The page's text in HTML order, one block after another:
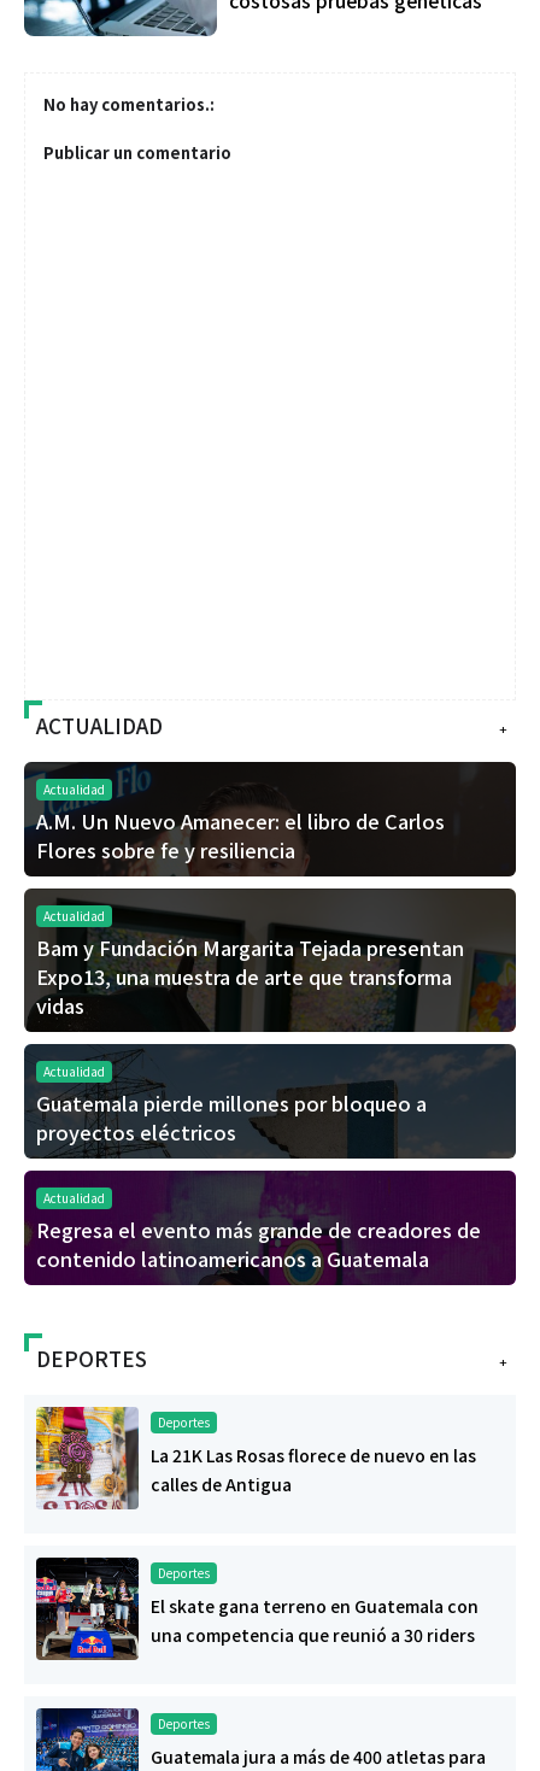
No hay comentarios.:
Publicar un comentario
+
ACTUALIDAD
Actualidad
A.M. Un Nuevo Amanecer: el libro de Carlos
Flores sobre fe y resiliencia
Actualidad
Bam y Fundación Margarita Tejada presentan
Expo13, una muestra de arte que transforma
vidas
Actualidad
Guatemala pierde millones por bloqueo a
proyectos eléctricos
Actualidad
Regresa el evento más grande de creadores de
contenido latinoamericanos a Guatemala
+
DEPORTES
Deportes
La 21K Las Rosas florece de nuevo en las
calles de Antigua
Deportes
El skate gana terreno en Guatemala con
una competencia que reunió a 30 riders
Deportes
Guatemala jura a más de 400 atletas para